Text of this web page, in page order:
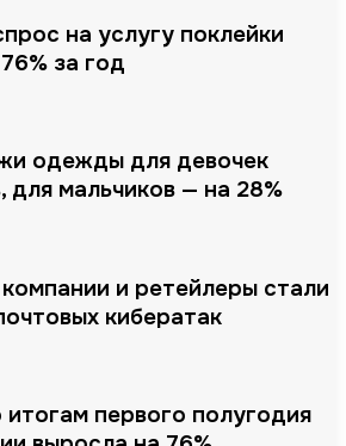
на услугу поклейки
за год
одежды для девочек
для мальчиков — на 28%
и ретейлеры стали
кибератак
первого полугодия